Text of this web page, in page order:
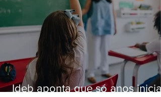
Ideb aponta que só anos